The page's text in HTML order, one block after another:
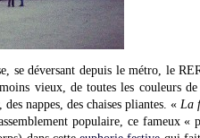
déversant depuis le métro, le
vieux, de toutes les couleurs de
nappes, des chaises pliantes. « La
populaire, ce fameux «